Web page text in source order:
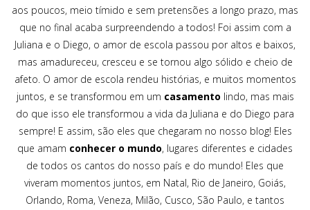
aos poucos, meio tímido e sem pretensões a longo prazo, mas
que no final acaba surpreendendo a todos! Foi assim com a
Juliana e o Diego, o amor de escola passou por altos e baixos,
mas amadureceu, cresceu e se tornou algo sólido e cheio de
afeto. O amor de escola rendeu histórias, e muitos momentos
juntos, e se transformou em um casamento lindo, mas mais
do que isso ele transformou a vida da Juliana e do Diego para
sempre! E assim, são eles que chegaram no nosso blog! Eles
que amam conhecer o mundo, lugares diferentes e cidades
de todos os cantos do nosso país e do mundo! Eles que
viveram momentos juntos, em Natal, Rio de Janeiro, Goiás,
Orlando, Roma, Veneza, Milão, Cusco, São Paulo, e tantos